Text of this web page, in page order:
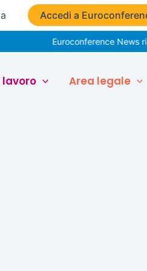
Accedi a
Euroconference News
lavoro Area legale